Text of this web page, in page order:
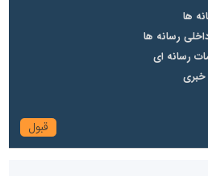
ها
رسانه ها
رسانه ای
خبری